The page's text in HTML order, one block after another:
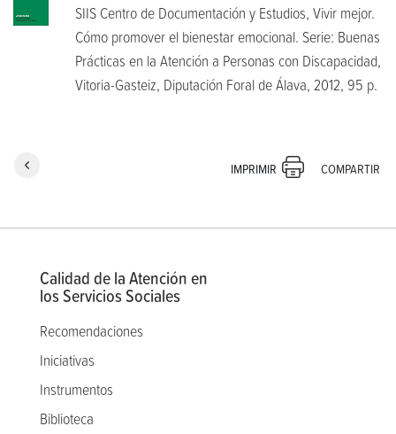
SIIS Centro de Documentación y Estudios, Vivir mejor.
Cómo promover el bienestar emocional. Serie: Buenas
Prácticas en la Atención a Personas con Discapacidad,
Vitoria-Gasteiz, Diputación Foral de Álava, 2012, 95 p.
IMPRIMIR COMPARTIR
Calidad de la Atención en
los Servicios Sociales
Recomendaciones
Iniciativas
Instrumentos
Biblioteca